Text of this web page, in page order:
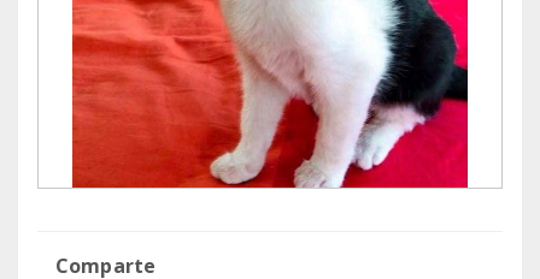
Comparte